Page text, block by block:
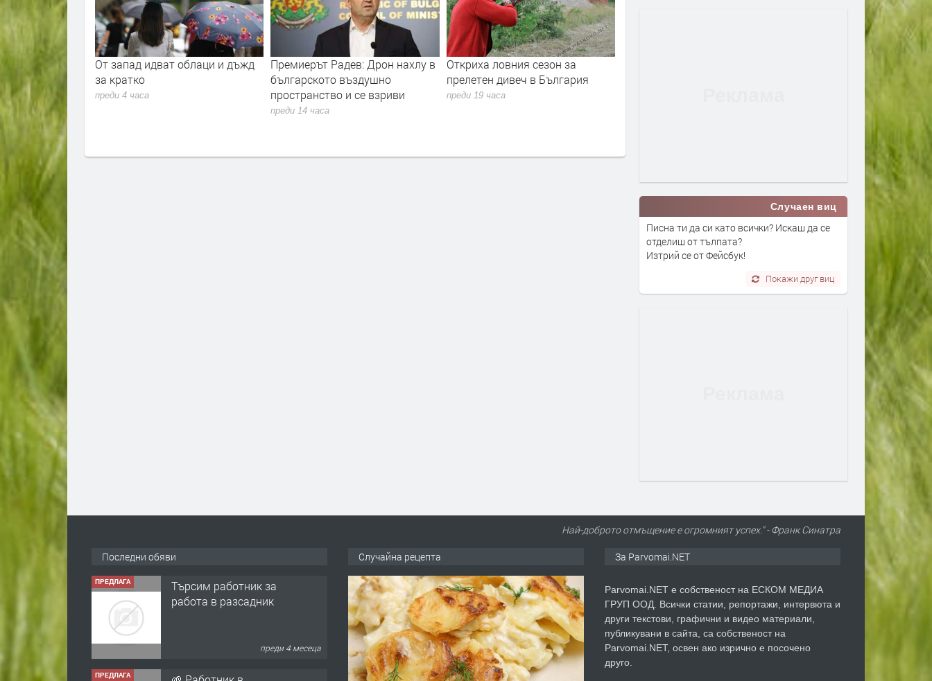
код за жеги в
От запад идват облаци и дъжд
за кратко
преди 4 часа
Премиерът Радев: Дрон нахлу в
българското въздушно
пространство и се взриви
преди 14 часа
Откриха ловния сезон за
прелетен дивеч в България
преди 19 часа
Адвокат Марковски за
убийството в Пловдив:
случаят е
Случаен виц
Писна ти да си като всички? Искаш да се
отделиш от тълпата?
Изтрий се от Фейсбук!
Покажи друг виц
Най-доброто отмъщение е огромният успех." - Франк Синатра
Последни обяви
ПРЕДЛАГА
Търсим работник за
работа в разсадник
преди 4 месеца
ПРЕДЛАГА
Случайна рецепта За Parvomai.NET
Parvomai.NET е собственост на ЕСКОМ МЕДИА
ГРУП ООД. Всички статии, репортажи, интервюта и
други текстови, графични и видео материали,
публикувани в сайта, са собственост на
Parvomai.NET, освен ако изрично е посочено
друго.